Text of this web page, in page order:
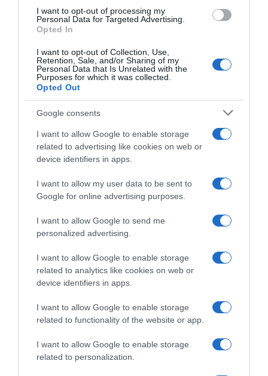
I want to opt-out of processing my
Personal Data for Targeted Advertising.
Opted In
I want to opt-out of Collection, Use,
Retention, Sale, and/or Sharing of my
Personal Data that Is Unrelated with the
Purposes for which it was collected.
Opted Out
Google consents
I want to allow Google to enable storage
related to advertising like cookies on web or
device identifiers in apps.
I want to allow my user data to be sent to
Google for online advertising purposes.
I want to allow Google to send me
personalized advertising.
I want to allow Google to enable storage
related to analytics like cookies on web or
device identifiers in apps.
I want to allow Google to enable storage
related to functionality of the website or app.
I want to allow Google to enable storage
related to personalization.
energético1239 kJ-Valor energético297 kcal-
Grasas19.3 g-De los cuales- saturadas5.7 g-
Hidratos de carbono0 g-De los cuales- Azúcares0
g-Proteínas30.9 g-Sal4.6 g- Conservación y
utilización Conservar entre 0° y 5°C.Modo de
empleo: Retirar de refrigeración, abrir el envase y
mantener a temperatura ambietne por 10
minutos aproximadamente. Producto preparado
para el corte con cuchillo. Se recomienda cortar
en lonchas finas de 1-1,5 mm. El momento optimo
de consumo es inmediatamente posterior al
corte. No requiere cocinado. Una vez abierta la
pieza, recubrir el corte con una capa de tocino de
la misma, y cubrir con un paño limpio y seco. EAN:
84370029294808437002929480 Aviso sobre
nuestra Información de producto Más infoMenos
Evolución del precio
Histórico de precios desde el inicio del seguimiento